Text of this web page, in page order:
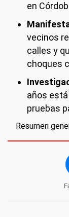
en
vecinos
calles y
choques
años
pruebas
Resumen